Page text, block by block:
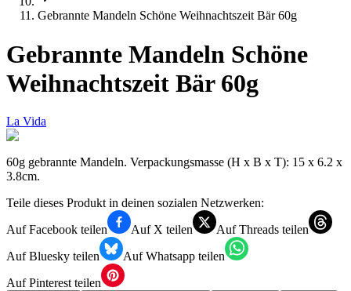
Gebrannte Mandeln Schöne Weihnachtszeit Bär 60g
Gebrannte Mandeln Schöne
Weihnachtszeit Bär 60g
La Vida
60g gebrannte Mandeln. Verpackungsmasse (H x B x T): 15 x 6.2 x
3.8cm.
Teile dieses Produkt in deinen sozialen Netzwerken:
Auf Facebook teilen
Auf X teilen
Auf Threads teilen
Auf Bluesky teilen
Auf Whatsapp teilen
Auf Pinterest teilen